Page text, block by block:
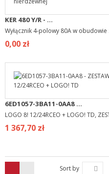
KER 480 Y/R - ...
Wyłącznik 4-polowy 80A w obudowie
0,00 zł
6ED1057-3BA11-0AA8 ...
LOGO 8! 12/24RCEO + LOGO! TD,
1 367,70 zł
Sort by